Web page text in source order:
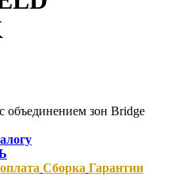
объединением зон Bridge
Сборка Гарантии